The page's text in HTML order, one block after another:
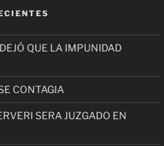
QUE LA IMPUNIDAD
CONTAGIA
SERA JUZGADO EN